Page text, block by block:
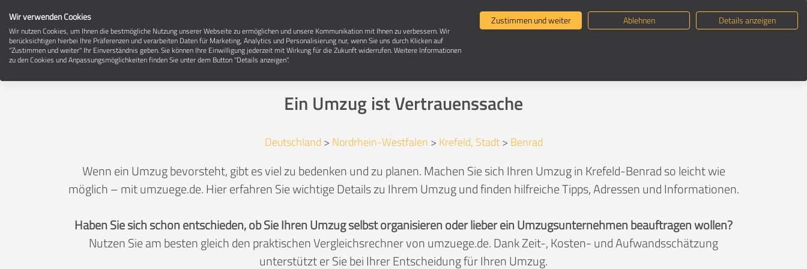
Umzugsunternehmen suchen Umzugsratgeber
Umzug in 47803 Krefeld-Benrad
Ein Umzug ist Vertrauenssache
Deutschland > Nordrhein-Westfalen > Krefeld, Stadt> Benrad
Wenn ein Umzug bevorsteht, gibt es viel zu bedenken und zu planen. Machen Sie sich Ihren Umzug in Krefeld-Benrad so leicht wie
möglich – mit umzuege.de. Hier erfahren Sie wichtige Details zu Ihrem Umzug und finden hilfreiche Tipps, Adressen und Informationen.
Haben Sie sich schon entschieden, ob Sie Ihren Umzug selbst organisieren oder lieber ein Umzugsunternehmen beauftragen wollen?
Nutzen Sie am besten gleich den praktischen Vergleichsrechner von umzuege.de. Dank Zeit-, Kosten- und Aufwandsschätzung
unterstützt er Sie bei Ihrer Entscheidung für Ihren Umzug.
Wir verwenden Cookies
Wir nutzen Cookies, um Ihnen die bestmögliche Nutzung unserer Webseite zu ermöglichen und unsere Kommunikation mit Ihnen zu verbessern. Wir
berücksichtigen hierbei Ihre Präferenzen und verarbeiten Daten für Marketing, Analytics und Personalisierung nur, wenn Sie uns durch Klicken auf
"Zustimmen und weiter" Ihr Einverständnis geben. Sie können Ihre Einwilligung jederzeit mit Wirkung für die Zukunft widerrufen. Weitere Informationen
zu den Cookies und Anpassungsmöglichkeiten finden Sie unter dem Button "Details anzeigen".
Zustimmen und weiter Ablehnen Details anzeigen